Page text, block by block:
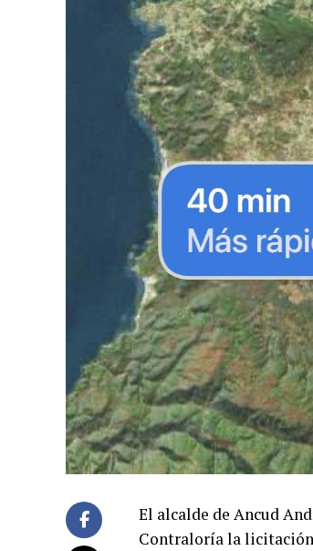
El alcalde de Ancud
Contraloría la